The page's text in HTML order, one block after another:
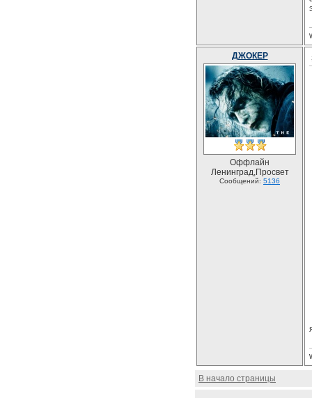
ДЖОКЕР
Оффлайн
Ленинград,Просвет
Сообщений: 5136
В начало страницы